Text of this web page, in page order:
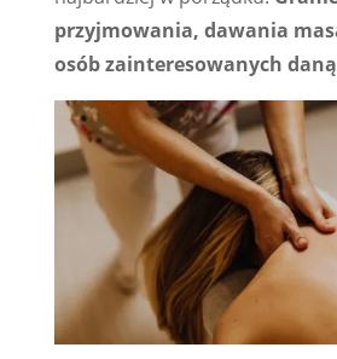
przyjmowania, dawania
osób zainteresowanych